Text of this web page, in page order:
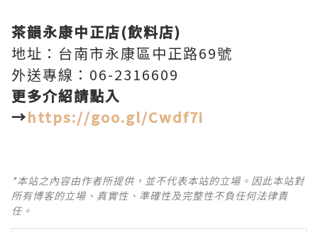
茶韻永康中正店(飲料店)
地址：台南市永康區中正路69號
外送專線：06-2316609
更多介紹請點入
→https://goo.gl/Cwdf7i
*本站之內容由作者所提供，並不代表本站的立場。因此本站對
所有博客的立場、真實性、準確性及完整性不負任何法律責
任。